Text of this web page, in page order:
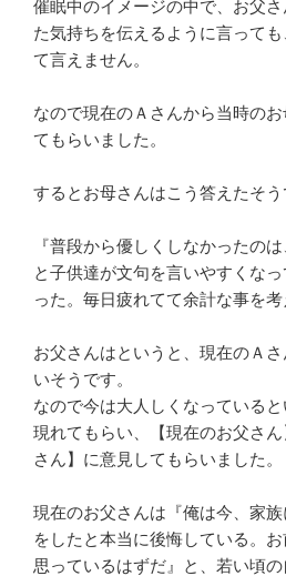
催眠中のイメージの中で、お父
た気持ちを伝えるように言って
て言えません。
なので現在のＡさんから当時の
てもらいました。
するとお母さんはこう答えたそう
『普段から優しくしなかったの
と子供達が文句を言いやすくな
った。毎日疲れてて余計な事を考
お父さんはというと、現在のＡ
いそうです。
なので今は大人しくなっている
現れてもらい、【現在のお父さ
さん】に意見してもらいました。
現在のお父さんは『俺は今、家
をしたと本当に後悔している。
思っているはずだ』と、若い頃